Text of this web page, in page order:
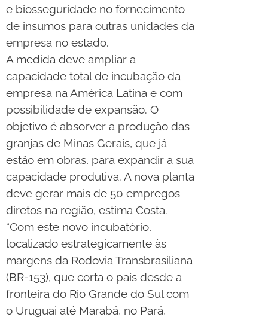
e biosseguridade no fornecimento
de insumos para outras unidades da
empresa no estado.
A medida deve ampliar a
capacidade total de incubação da
empresa na América Latina e com
possibilidade de expansão. O
objetivo é absorver a produção das
granjas de Minas Gerais, que já
estão em obras, para expandir a sua
capacidade produtiva. A nova planta
deve gerar mais de 50 empregos
diretos na região, estima Costa.
“Com este novo incubatório,
localizado estrategicamente às
margens da Rodovia Transbrasiliana
(BR-153), que corta o país desde a
fronteira do Rio Grande do Sul com
o Uruguai até Marabá, no Pará,